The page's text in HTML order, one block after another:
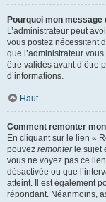
Pourquoi mon message
L’administrateur peut
vous postez nécessitent
que l’administrateur
être validés avant d’être
d’informations.
Haut
Comment remonter
En cliquant sur le lien «
pouvez remonterle sujet
vous ne voyez pas ce
désactivée ou que
atteint. Il est également
répondant. Néanmoins,